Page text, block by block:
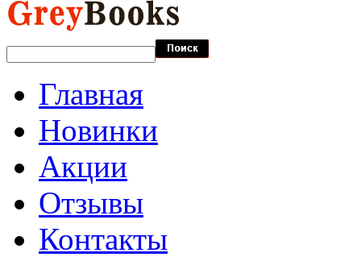
Главная
Новинки
Акции
Отзывы
Контакты